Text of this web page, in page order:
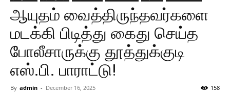
ஆயுதம் வைத்திருந்தவர்களை
மடக்கி பிடித்து கைது செய்த
போலீசாருக்கு தூத்துக்குடி
எஸ்.பி. பாராட்டு!
By admin - December 16, 2025 158